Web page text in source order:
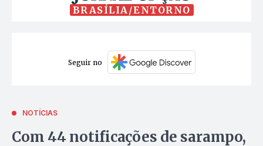
BRASÍLIA/ENTORNO
Seguir no
NOTÍCIAS
Com 44 notificações de sarampo,